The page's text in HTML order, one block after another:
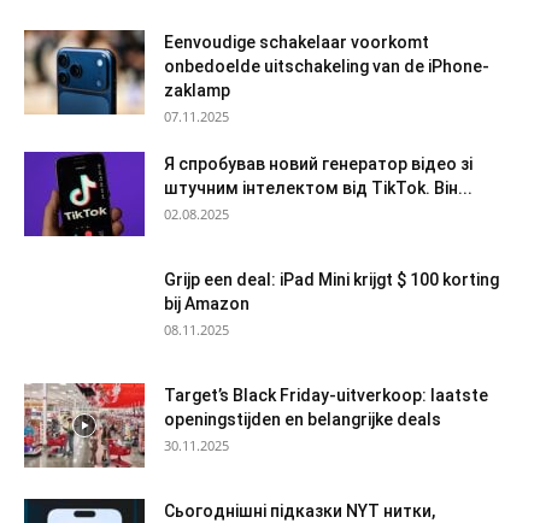
Eenvoudige schakelaar voorkomt
onbedoelde uitschakeling van de iPhone-
zaklamp
07.11.2025
Я спробував новий генератор відео зі
штучним інтелектом від TikTok. Він...
02.08.2025
Grijp een deal: iPad Mini krijgt $ 100 korting
bij Amazon
08.11.2025
Target’s Black Friday-uitverkoop: laatste
openingstijden en belangrijke deals
30.11.2025
Сьогоднішні підказки NYT нитки,